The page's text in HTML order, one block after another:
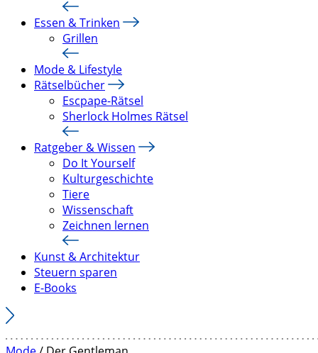
Essen & Trinken
Grillen
Mode & Lifestyle
Rätselbücher
Escpape-Rätsel
Sherlock Holmes Rätsel
Ratgeber & Wissen
Do It Yourself
Kulturgeschichte
Tiere
Wissenschaft
Zeichnen lernen
Kunst & Architektur
Steuern sparen
E-Books